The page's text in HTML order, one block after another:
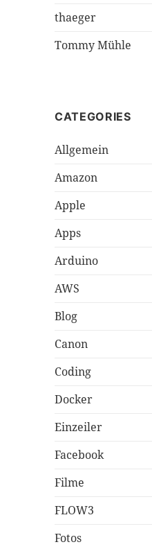
thaeger
Tommy Mühle
CATEGORIES
Allgemein
Amazon
Apple
Apps
Arduino
AWS
Blog
Canon
Coding
Docker
Einzeiler
Facebook
Filme
FLOW3
Fotos